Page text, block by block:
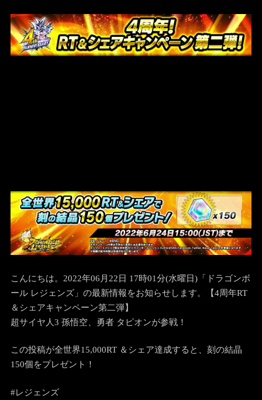
こんにちは。2022年06月22日 17時01分(水曜日)「ドラゴンボ
ール レジェンズ」の最新情報をお知らせします。
【4周年RT
＆シェアキャンペーン第二弾】
超サイヤ人3 孫悟空、勇者 タピオンが参戦！
この投稿が全世界15,000RT ＆シェア達成すると、刻の結晶
150個をプレゼント！
#レジェンズ